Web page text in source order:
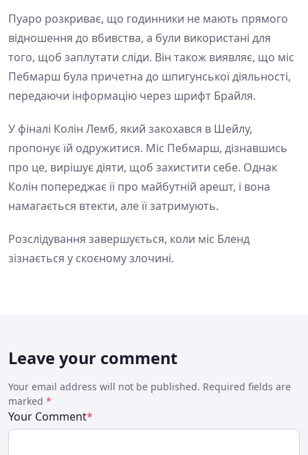
Пуаро розкриває, що годинники не мають прямого
відношення до вбивства, а були використані для
того, щоб заплутати сліди. Він також виявляє, що міс
Пебмарш була причетна до шпигунської діяльності,
передаючи інформацію через шрифт Брайля.
У фіналі Колін Лемб, який закохався в Шейлу,
пропонує їй одружитися. Міс Пебмарш, дізнавшись
про це, вирішує діяти, щоб захистити себе. Однак
Колін попереджає її про майбутній арешт, і вона
намагається втекти, але її затримують.
Розслідування завершується, коли міс Бленд
зізнається у скоєному злочині.
Leave your comment
Your email address will not be published. Required fields are
marked *
Your Comment*